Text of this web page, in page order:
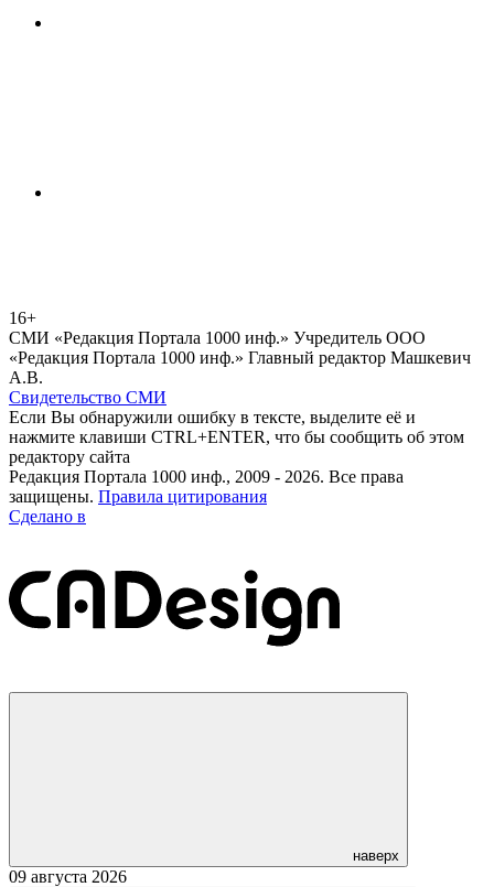
16+
СМИ «Редакция Портала 1000 инф.» Учредитель ООО
«Редакция Портала 1000 инф.» Главный редактор Машкевич
А.В.
Свидетельство СМИ
Если Вы обнаружили ошибку в тексте, выделите её и
нажмите клавиши CTRL+ENTER, что бы сообщить об этом
редактору сайта
Редакция Портала 1000 инф., 2009 - 2026. Все права
защищены. Правила цитирования
Сделано в
наверх
09 августа 2026